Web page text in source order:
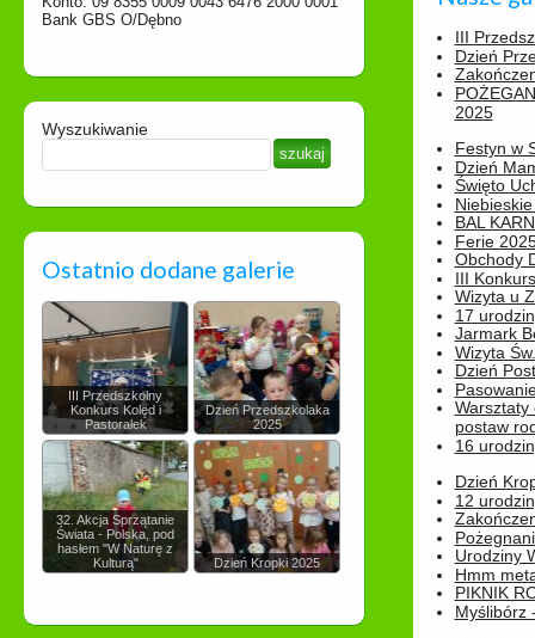
Bank GBS O/Dębno
Wyszukiwanie
Ostatnio dodane galerie
III Przedszkolny
Konkurs Kolęd i
Pastorałek
Dzień Przedszkolaka
2025
32. Akcja Sprzątanie
Świata - Polska, pod
hasłem "W Naturę z
Kulturą"
Dzień Kropki 2025
III
Dzień
2025
Festyn w
Dzień
Święto
BAL
Ferie
Obchody
III
Wizyta u
17
Jarmark
Wizyta
Dzień
Warsztaty
postaw
16
Dzień
12
Urodziny
Hmm
PIKNIK
Myślibórz